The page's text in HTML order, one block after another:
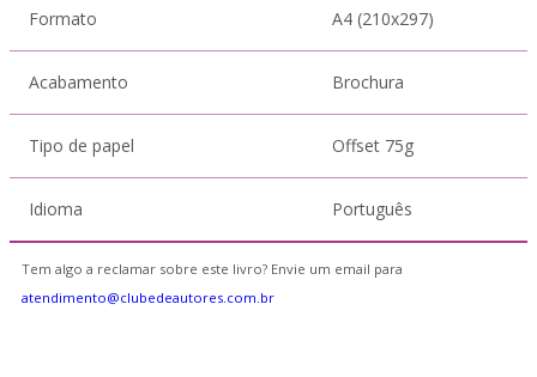
Formato A4 (210x297)
Acabamento Brochura
Tipo de papel Offset 75g
Idioma Português
Tem algo a reclamar sobre este livro? Envie um email para
atendimento@clubedeautores.com.br